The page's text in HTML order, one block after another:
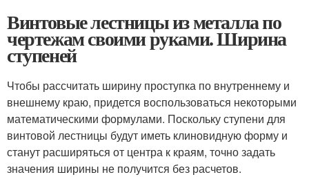
Винтовые лестницы из металла по
чертежам своими руками. Ширина
ступеней
Чтобы рассчитать ширину проступка по внутреннему и
внешнему краю, придется воспользоваться некоторыми
математическими формулами. Поскольку ступени для
винтовой лестницы будут иметь клиновидную форму и
станут расширяться от центра к краям, точно задать
значения ширины не получится без расчетов.